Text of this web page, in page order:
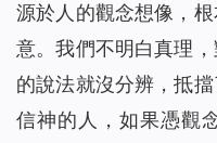
源於人的觀念想像，
意。我們不明白真理
的說法就沒分辨，抵
信神的人，如果憑觀